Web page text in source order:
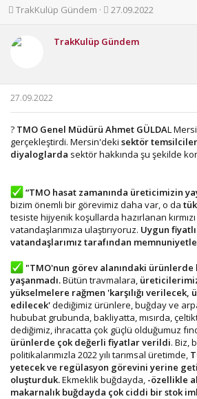
K
b
u
b
a
t
n
TrakKulüp Gündem
B
l
g
a
r
i
27.09.2022
TrakKulüp Gündem
27.09.2022
? TMO Genel Müdürü Ahmet GÜLDAL
gerçekleştirdi. Mersin'deki sektör
diyaloglarda sektör hakkında şu şekilde
“TMO hasat zamanında üreticimizin
bizim önemli bir görevimiz daha var, o da
tesiste hijyenik koşullarda hazırlanan
vatandaşlarımıza ulaştırıyoruz. Uygun fiyatlı
vatandaşlarımız tarafından memnuniyetle
"TMO'nun görev alanındaki
yaşanmadı.Bütün travmalara,
yükselmelere rağmen 'karşılığı verilecek,
edilecek'dediğimiz ürünlere, buğday ve
hububat grubunda, bakliyatta, mısırda,
dediğimiz, ihracatta çok güçlü olduğumuz
ürünlerde çok değerli fiyatlar verildi. Biz,
politikalarımızla 2022 yılı tarımsal üretimde,
yetecek ve regülasyon görevini yerine
oluşturduk.Ekmeklik buğdayda, -özellikle
makarnalık buğdayda çok ciddi bir stok